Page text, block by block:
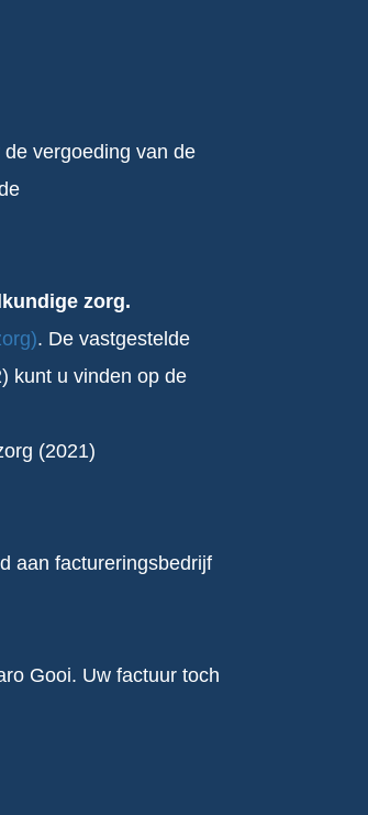
vergoeding van de
zorg.
. De vastgestelde
kunt u vinden op de
(2021)
aan factureringsbedrijf
Gooi. Uw factuur toch